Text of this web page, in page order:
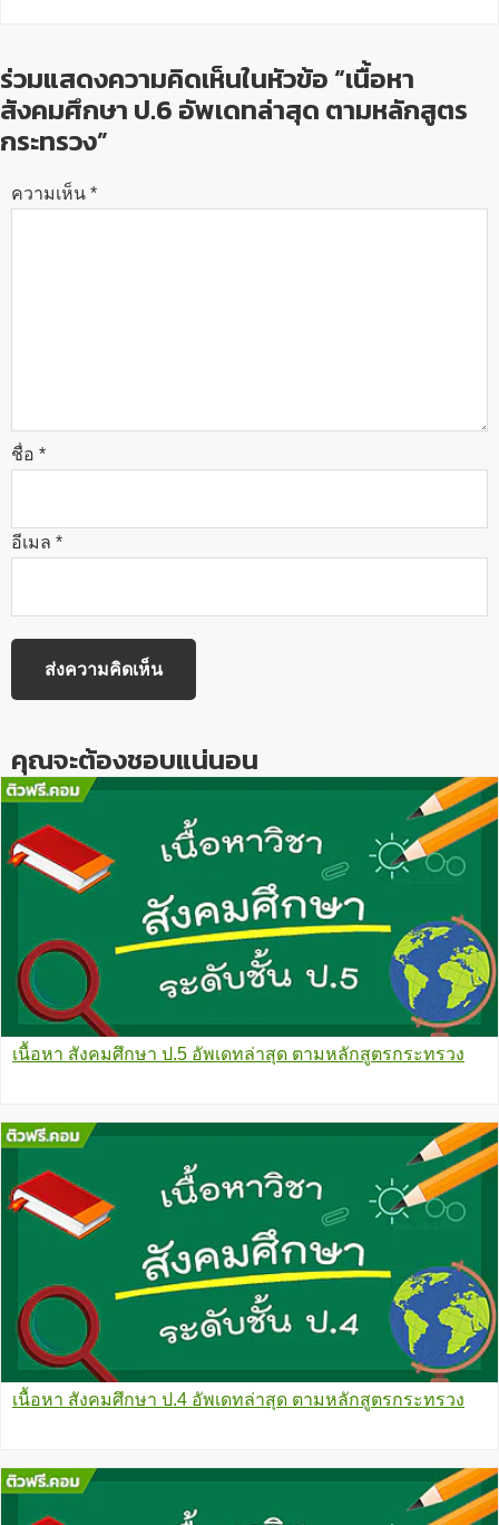
ร่วมแสดงความคิดเห็นในหัวข้อ “เนื้อหา
สังคมศึกษา ป.6 อัพเดทล่าสุด ตามหลักสูตร
กระทรวง”
ความเห็น *
ชื่อ *
อีเมล *
คุณจะต้องชอบแน่นอน
เนื้อหา สังคมศึกษา ป.5 อัพเดทล่าสุด ตามหลักสูตรกระทรวง
เนื้อหา สังคมศึกษา ป.4 อัพเดทล่าสุด ตามหลักสูตรกระทรวง